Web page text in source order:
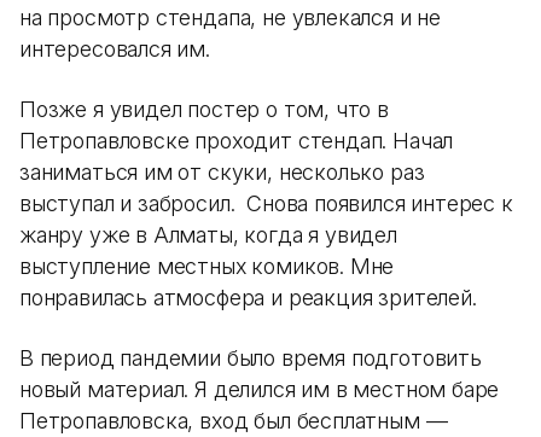
на просмотр стендапа, не увлекался и не
интересовался им.
Позже я увидел постер о том, что в
Петропавловске проходит стендап. Начал
заниматься им от скуки, несколько раз
выступал и забросил. Снова появился интерес к
жанру уже в Алматы, когда я увидел
выступление местных комиков. Мне
понравилась атмосфера и реакция зрителей.
В период пандемии было время подготовить
новый материал. Я делился им в местном баре
Петропавловска, вход был бесплатным —